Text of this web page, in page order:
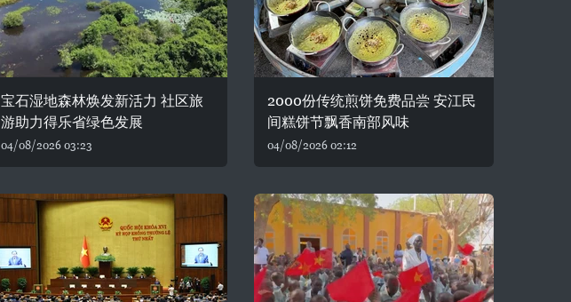
宝石湿地森林焕发新活力 社区旅
游助力得乐省绿色发展
04/08/2026 03:23
2000份传统煎饼免费品尝 安江民
间糕饼节飘香南部风味
04/08/2026 02:12